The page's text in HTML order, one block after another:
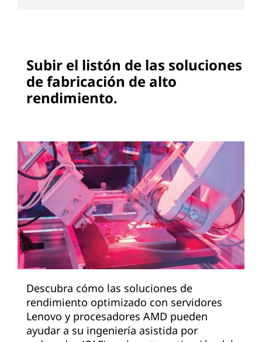
Subir el listón de las soluciones
de fabricación de alto
rendimiento.
Descubra cómo las soluciones de
rendimiento optimizado con servidores
Lenovo y procesadores AMD pueden
ayudar a su ingeniería asistida por